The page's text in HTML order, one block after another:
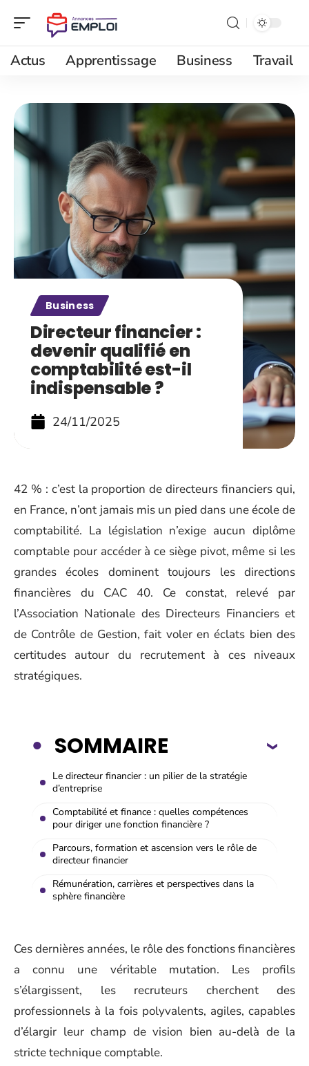
Actus Apprentissage Business Travail
Business
Directeur financier :
devenir qualifié en
comptabilité est-il
indispensable ?
24/11/2025
42 % : c’est la proportion de directeurs financiers qui,
en France, n’ont jamais mis un pied dans une école de
comptabilité. La législation n’exige aucun diplôme
comptable pour accéder à ce siège pivot, même si les
grandes écoles dominent toujours les directions
financières du CAC 40. Ce constat, relevé par
l’Association Nationale des Directeurs Financiers et
de Contrôle de Gestion, fait voler en éclats bien des
certitudes autour du recrutement à ces niveaux
stratégiques.
SOMMAIRE
Le directeur financier : un pilier de la stratégie
d’entreprise
Comptabilité et finance : quelles compétences
pour diriger une fonction financière ?
Parcours, formation et ascension vers le rôle de
directeur financier
Rémunération, carrières et perspectives dans la
sphère financière
Ces dernières années, le rôle des fonctions financières
a connu une véritable mutation. Les profils
s’élargissent, les recruteurs cherchent des
professionnels à la fois polyvalents, agiles, capables
d’élargir leur champ de vision bien au-delà de la
stricte technique comptable.